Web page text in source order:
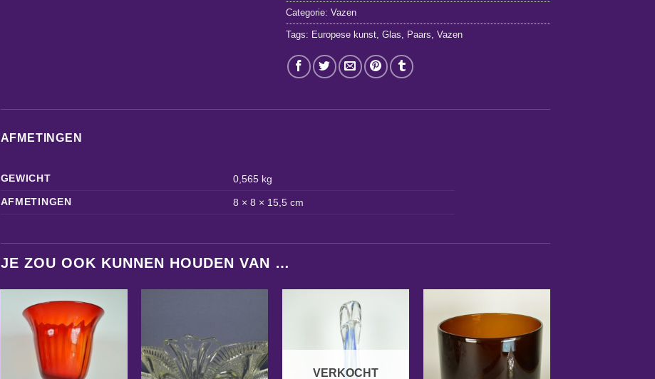
Categorie:Vazen
Tags: Europese kunst ,Glas Paars ,Vazen
AFMETINGEN
GEWICHT
0,565 kg
AFMETINGEN
8 × 8 × 15,5 cm
JE ZOU OOK KUNNEN HOUDEN VAN …
VERKOCHT